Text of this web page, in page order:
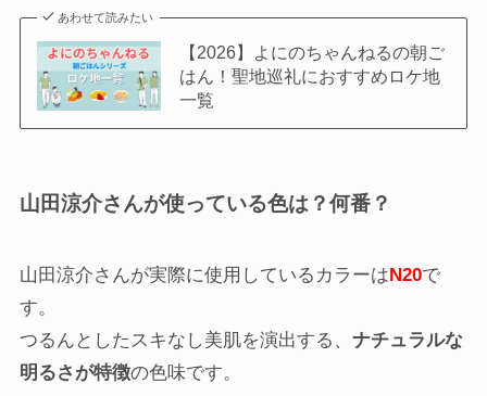
あわせて読みたい
【2026】よにのちゃんねるの朝ご
はん！聖地巡礼におすすめロケ地
一覧
山田涼介さんが使っている色は？何番？
山田涼介さんが実際に使用しているカラーはN20で
す。
つるんとしたスキなし美肌を演出する、 ナチュラルな
明るさが特徴の色味です。